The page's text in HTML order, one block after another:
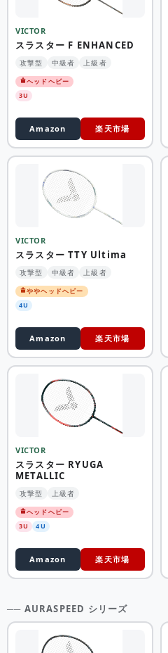
VICTOR
スラスター F ENHANCED
攻撃型 中級者 上級者
ヘッドヘビー
3U
Amazon 楽天市場
VICTOR
スラスター TTY Ultima
攻撃型 中級者 上級者
ややヘッドヘビー
4U
Amazon 楽天市場
VICTOR
スラスター RYUGA
METALLIC
攻撃型 上級者
ヘッドヘビー
3U
4U
Amazon 楽天市場
── AURASPEED シリーズ